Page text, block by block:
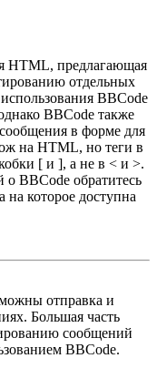
HTML, предлагающая
отдельных
BBCode
BBCode также
в форме для
на HTML, но теги в
[ и ], а не в < и >.
BBCode обратитесь
на которое доступна
отправка и
Большая часть
сообщений
BBCode.